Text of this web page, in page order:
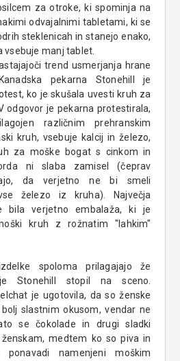
za otroke, ki spominja na
odvajalnimi tabletami, ki se
steklenicah in stanejo enako,
vsebuje manj tablet.
trend usmerjanja hrane
pekarna Stonehill
je
ko je skušala uvesti kruh za
odgovor je pekarna protestirala,
različnim prehranskim
kruh, vsebuje kalcij in železo,
za moške bogat s cinkom in
ni slaba zamisel (čeprav
da verjetno ne bi smeli
železo iz kruha). Največja
bila verjetno embalaža, ki je
kruh z rožnatim "lahkim"
zdelke spoloma prilagajajo že
je Stonehill stopil na sceno.
je ugotovila, da so ženske
slastnim okusom, vendar ne
se čokolade in drugi sladki
medtem ko so piva in
ponavadi namenjeni moškim